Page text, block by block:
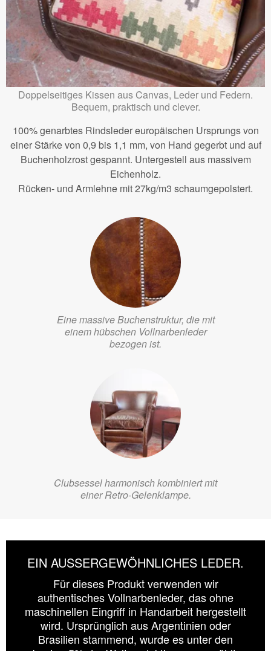
Doppelseitiges Kissen aus Canvas, Leder und Federn.
Bequem, praktisch und clever.
100% genarbtes Rindsleder europäischen Ursprungs von
einer Stärke von 0,9 bis 1,1 mm, von Hand gegerbt und auf
Buchenholzrost gespannt. Untergestell aus massivem
Eichenholz.
Rücken- und Armlehne mit 27kg/m3 schaumgepolstert.
Eine massive Buchenstruktur, die mit
einem hübschen Vollnarbenleder
bezogen ist.
Clubsessel harmonisch kombiniert mit
einer Retro-Gelenklampe.
EIN AUSSERGEWÖHNLICHES LEDER.
Für dieses Produkt verwenden wir
authentisches Vollnarbenleder, das ohne
maschinellen Eingriff in Handarbeit hergestellt
wird. Ursprünglich aus Argentinien oder
Brasilien stammend, wurde es unter den